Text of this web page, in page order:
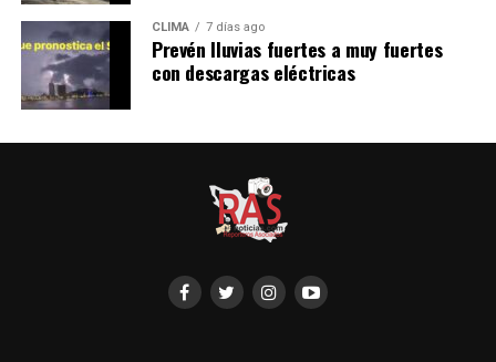
CLIMA 7 días ago
Prevén lluvias fuertes a muy fuertes
con descargas eléctricas